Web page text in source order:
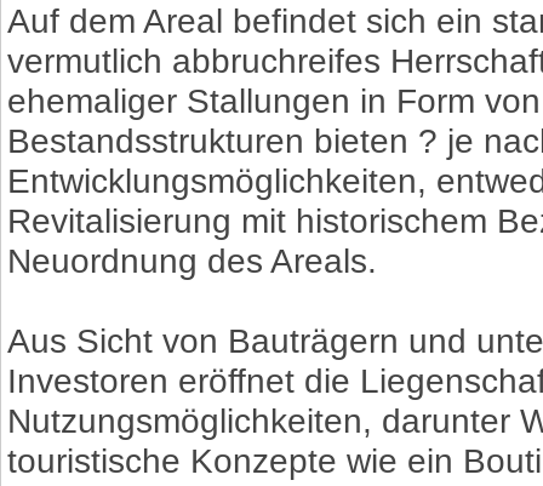
Auf dem Areal befindet sich ein
vermutlich abbruchreifes
ehemaliger Stallungen in Form
Bestandsstrukturen bieten ? je
Entwicklungsmöglichkeiten,
Revitalisierung mit historischem
Neuordnung des Areals.
Aus Sicht von Bauträgern und
Investoren eröffnet die
Nutzungsmöglichkeiten, darunter
touristische Konzepte wie ein